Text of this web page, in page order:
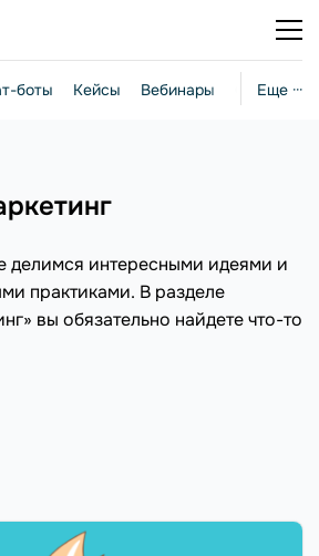
Еще ···
боты Кейсы Вебинары Стратегии
делимся интересными идеями и
практиками. В разделе
вы обязательно найдете что-то